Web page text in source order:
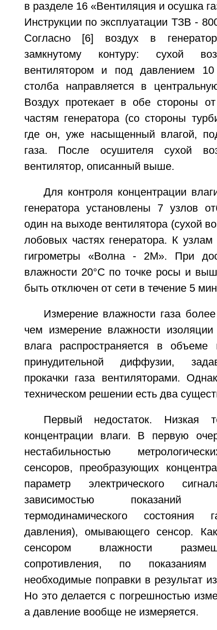
в разделе 16 «Вентиляция и осушка
Инструкции по эксплуатации ТЗВ -
Согласно [6] воздух в
замкнутому контуру: сухой
вентилятором и под давлением
столба направляется в
Воздух протекает в обе стороны
частям генератора (со стороны
где он, уже насыщенный влагой,
газа. После осушителя сухой
вентилятор, описанный выше.
Для контроля концентрации
генератора установлены 7 узлов
один на выходе вентилятора (сухой
лобовых частях генератора. К
гигрометры «Волна - 2М». При
влажности 20°С по точке росы и
быть отключен от сети в течение 5
Измерение влажности газа
чем измерение влажности изоляции
влага распространяется в объеме
принудительной диффузии,
прокачки газа вентиляторами.
техническом решении есть два
Первый недостаток. Низкая
концентрации влаги. В первую
нестабильностью
сенсоров, преобразующих
параметр электрического
зависимостью показаний
термодинамического состояния
давления), омывающего сенсор.
сенсором влажности
сопротивления, по показаниям
необходимые поправки в результат
Но это делается с погрешностью
а давление вообще не измеряется.